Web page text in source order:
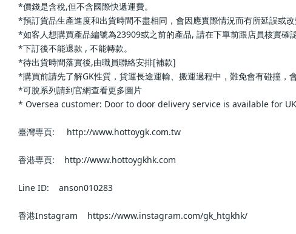
*價錢是含稅,但不含國際快遞運費。
*預訂貨品生產進度和出貨時間不盡相同，會因應實際情況而
*如客人想購買產品編號為23909或之前的產品, 請在下單前跟店
*下訂後不能退款 , 不能轉款。
*待出貨時間落實後,由職員聯絡安排[補款]
*購買前請先了解GK性質，貨運長途運輸、搬運過程中，難免
*可脫系列請到官網查看更多圖片
* Oversea customer: Door to door delivery service is
臺灣専頁:     http://www.hottoygk.com.tw
香港専頁:    http://www.hottoygkhk.com
Line ID:    anson010283
香港Instagram    https://www.instagram.com/